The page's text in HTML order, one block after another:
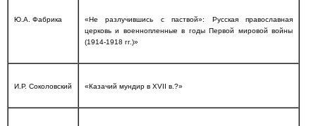
Ю.А. Фабрика
«Не разлучившись с паствой»: Русская православная
церковь и военнопленные в годы Первой мировой войны
(1914-1918 гг.)»
И.Р. Соколовский «Казачий мундир в XVII в.?»